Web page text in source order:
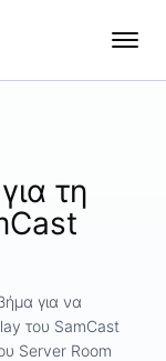
τη
για να
του SamCast
Server Room